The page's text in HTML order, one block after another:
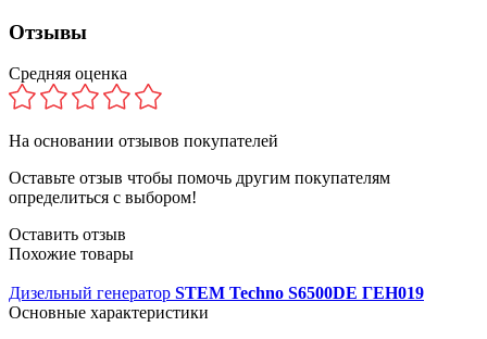
Отзывы
Средняя оценка
На основании отзывов покупателей
Оставьте отзыв чтобы помочь другим покупателям
определиться с выбором!
Оставить отзыв
Похожие товары
Дизельный генератор STEM Techno S6500DE ГЕН019
Основные характеристики